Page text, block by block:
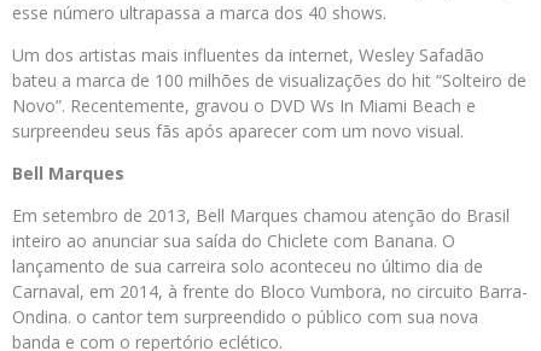
esse número ultrapassa a marca dos 40 shows.
Um dos artistas mais influentes da internet, Wesley Safadão
bateu a marca de 100 milhões de visualizações do hit “Solteiro de
Novo”. Recentemente, gravou o DVD Ws In Miami Beach e
surpreendeu seus fãs após aparecer com um novo visual.
Bell Marques
Em setembro de 2013, Bell Marques chamou atenção do Brasil
inteiro ao anunciar sua saída do Chiclete com Banana. O
lançamento de sua carreira solo aconteceu no último dia de
Carnaval, em 2014, à frente do Bloco Vumbora, no circuito Barra-
Ondina. o cantor tem surpreendido o público com sua nova
banda e com o repertório eclético.